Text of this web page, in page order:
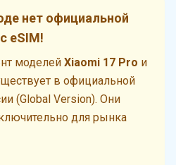
нет официальной
eSIM!
моделей Xiaomi 17 Pro и
в официальной
(Global Version). Они
для рынка